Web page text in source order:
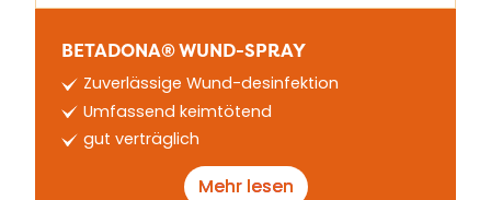
BETADONA® WUND-SPRAY
Zuverlässige Wund-desinfektion
Umfassend keimtötend
gut verträglich
Mehr lesen